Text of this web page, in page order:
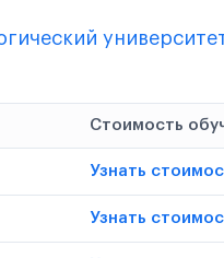
Стоимость
Узнать
Узнать